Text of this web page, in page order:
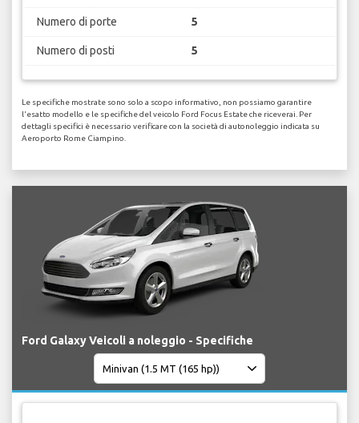
Numero di porte 5
Numero di posti 5
Le specifiche mostrate sono solo a scopo informativo, non possiamo garantire
l'esatto modello e le specifiche del veicolo Ford Focus Estate che riceverai. Per
dettagli specifici è necessario verificare con la società di autonoleggio indicata su
Aeroporto Rome Ciampino.
Ford Galaxy Veicoli a noleggio - Specifiche